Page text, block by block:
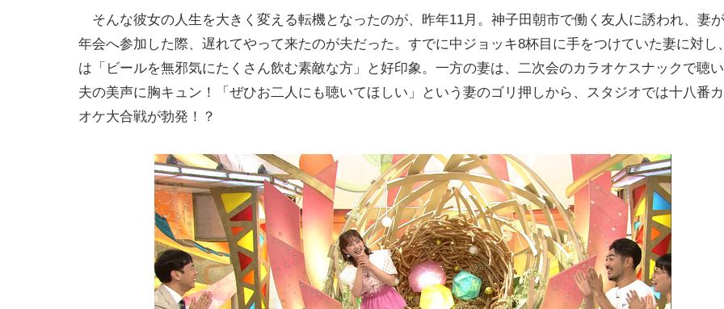
そんな彼女の人生を大きく変える転機となったのが、昨年11月。神子田朝市で働く友人に誘われ、妻
年会へ参加した際、遅れてやって来たのが夫だった。すでに中ジョッキ8杯目に手をつけていた妻に対し
は「ビールを無邪気にたくさん飲む素敵な方」と好印象。一方の妻は、二次会のカラオケスナックで聴
夫の美声に胸キュン！「ぜひお二人にも聴いてほしい」という妻のゴリ押しから、スタジオでは十八番
オケ大合戦が勃発！？